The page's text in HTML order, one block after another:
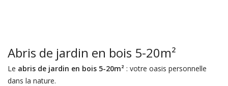
Abris de jardin en bois 5-20m²
Le abris de jardin en bois 5-20m²: votre oasis personnelle
dans la nature.